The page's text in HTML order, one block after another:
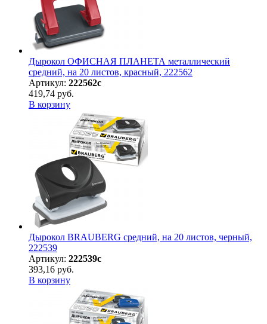
Дырокол ОФИСНАЯ ПЛАНЕТА металлический
средний, на 20 листов, красный, 222562
Артикул: 222562с
419,74 руб.
В корзину
Дырокол BRAUBERG средний, на 20 листов, черный,
222539
Артикул: 222539с
393,16 руб.
В корзину